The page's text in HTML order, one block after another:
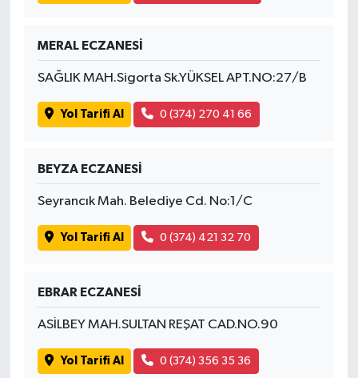
MERAL ECZANESİ
SAĞLIK MAH.Sigorta Sk.YÜKSEL APT.NO:27/B
Yol Tarifi Al 0 (374) 270 41 66
BEYZA ECZANESİ
Seyrancık Mah. Belediye Cd. No:1/C
Yol Tarifi Al 0 (374) 421 32 70
EBRAR ECZANESİ
ASİLBEY MAH.SULTAN REŞAT CAD.NO.90
Yol Tarifi Al 0 (374) 356 35 36